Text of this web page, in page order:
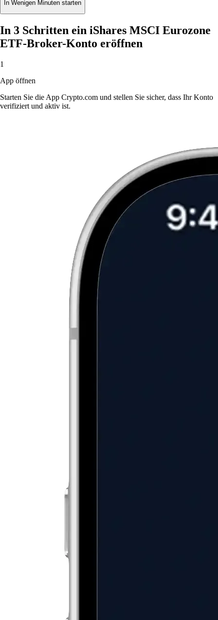
In Wenigen Minuten starten
In 3 Schritten ein iShares MSCI Eurozone
ETF-Broker-Konto eröffnen
1
App öffnen
Starten Sie die App Crypto.com und stellen Sie sicher, dass Ihr Konto
verifiziert und aktiv ist.